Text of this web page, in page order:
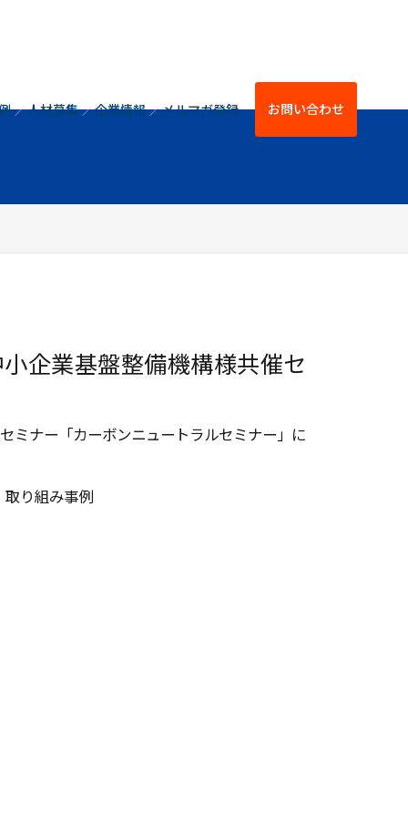
人材募集 企業情報 メルマガ登録 お問い合わせ
企業基盤整備機構様共催セ
ミナー「カーボンニュートラルセミナー」に
取り組み事例